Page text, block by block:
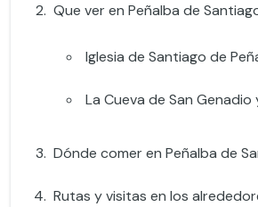
Que ver en Peñalba de
Iglesia de Santiago de
La Cueva de San Genadio
Dónde comer en Peñalba de
Rutas y visitas en los